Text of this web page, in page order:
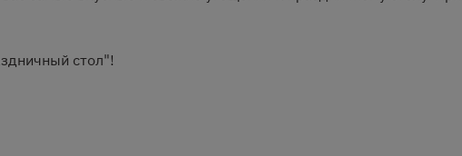
стол"!